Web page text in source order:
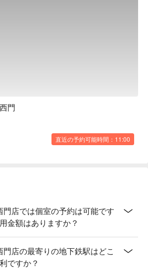
門
直近の予約可能時間：11:00
門店では個室の予約は可能です
金額はありますか？
店の最寄りの地下鉄駅はどこ
ですか？